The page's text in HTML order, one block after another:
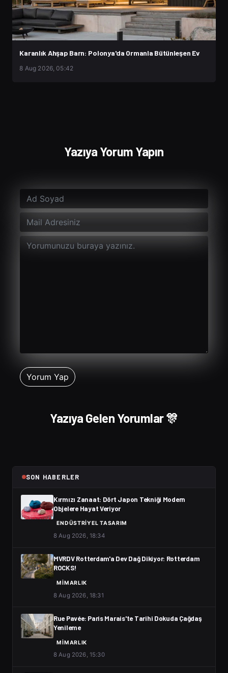
Karanlık Ahşap Barn: Polonya'da Ormanla Bütünleşen Ev
8 Aug 2026, 05:42
Yazıya Yorum Yapın
Yazıya Gelen Yorumlar 🎊
SON HABERLER
Kırmızı Zanaat: Dört Japon Tekniği Modern
Objelere Hayat Veriyor
ENDÜSTRIYEL TASARIM
8 Aug 2026, 18:34
MVRDV Rotterdam'a Dev Dağ Dikiyor: Rotterdam
ROCKS!
MIMARLIK
8 Aug 2026, 18:31
Rue Pavée: Paris Marais'te Tarihi Dokuda Çağdaş
Yenileme
MIMARLIK
8 Aug 2026, 15:30